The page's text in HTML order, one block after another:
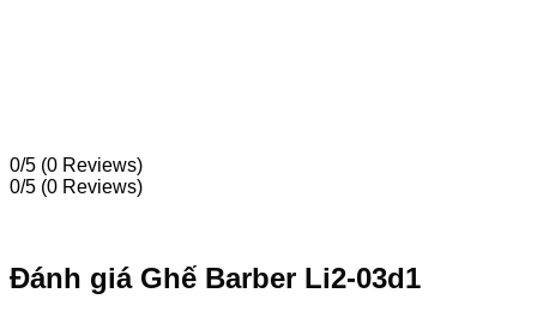
0/5 (0 Reviews)
0/5 (0 Reviews)
Đánh giá Ghế Barber Li2-03d1